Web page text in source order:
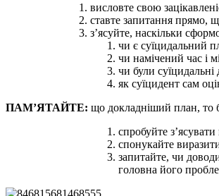
висловте свою
ставте запитання прямо,
з’ясуйте, наскільки
чи є суїцидальний
чи намічений час і
чи були
як суїцидент сам
ПАМ’ЯТАЙТЕ: що докладніший план, то
спробуйте
спонукайте
запитайте, чи
головна його